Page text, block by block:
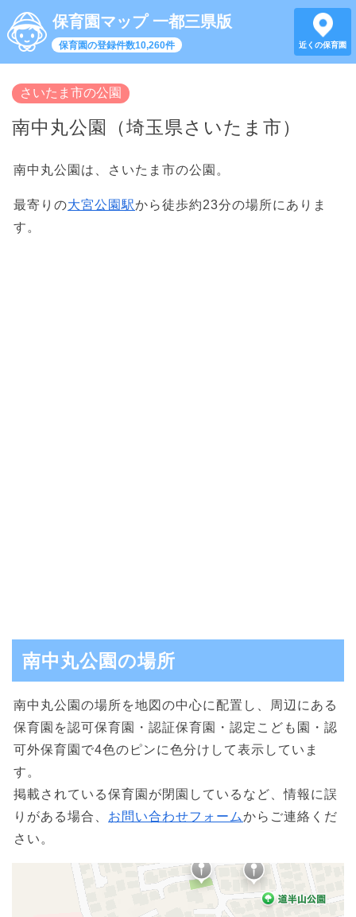
保育園マップ 一都三県版
保育園の登録件数10,260件 近くの保育園
さいたま市の公園
南中丸公園（埼玉県さいたま市）
南中丸公園は、さいたま市の公園。
最寄りの大宮公園駅から徒歩約23分の場所にありま
す。
南中丸公園の場所
南中丸公園の場所を地図の中心に配置し、周辺にある
保育園を認可保育園・認証保育園・認定こども園・認
可外保育園で4色のピンに色分けして表示していま
す。
掲載されている保育園が閉園しているなど、情報に誤
りがある場合、 お問い合わせフォームからご連絡くだ
さい。